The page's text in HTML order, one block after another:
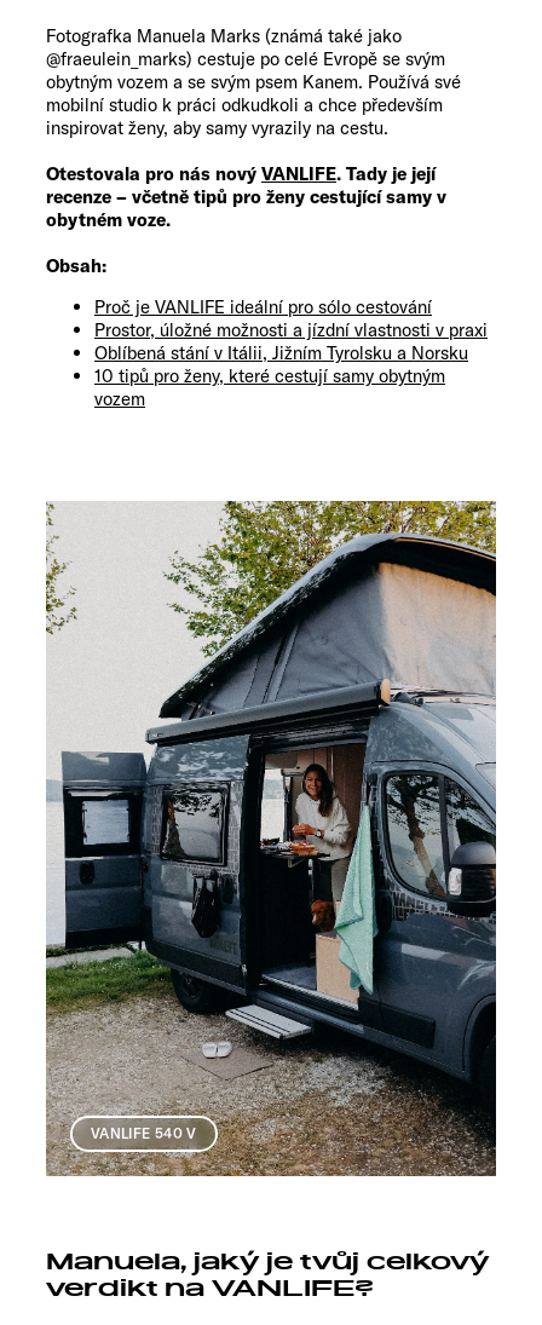
Fotografka Manuela Marks (známá také jako
@fraeulein_marks) cestuje po celé Evropě se svým
obytným vozem a se svým psem Kanem. Používá své
mobilní studio k práci odkudkoli a chce především
inspirovat ženy, aby samy vyrazily na cestu.
Otestovala pro nás nový VANLIFE. Tady je její
recenze – včetně tipů pro ženy cestující samy v
obytném voze.
Obsah:
Proč je VANLIFE ideální pro sólo cestování
Prostor, úložné možnosti a jízdní vlastnosti v praxi
Oblíbená stání v Itálii, Jižním Tyrolsku a Norsku
10 tipů pro ženy, které cestují samy obytným
vozem
VANLIFE 540 V
Manuela, jaký je tvůj celkový
verdikt na VANLIFE?